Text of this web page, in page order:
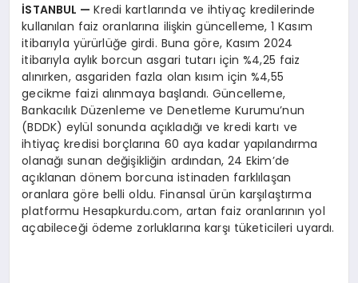
İSTANBUL —Kredi kartlarında ve ihtiyaç kredilerinde
kullanılan faiz oranlarına ilişkin güncelleme, 1 Kasım
itibarıyla yürürlüğe girdi. Buna göre, Kasım 2024
itibarıyla aylık borcun asgari tutarı için %4,25 faiz
alınırken, asgariden fazla olan kısım için %4,55
gecikme faizi alınmaya başlandı. Güncelleme,
Bankacılık Düzenleme ve Denetleme Kurumu’nun
(BDDK) eylül sonunda açıkladığı ve kredi kartı ve
ihtiyaç kredisi borçlarına 60 aya kadar yapılandırma
olanağı sunan değişikliğin ardından, 24 Ekim’de
açıklanan dönem borcuna istinaden farklılaşan
oranlara göre belli oldu. Finansal ürün karşılaştırma
platformu Hesapkurdu.com, artan faiz oranlarının yol
açabileceği ödeme zorluklarına karşı tüketicileri uyardı.